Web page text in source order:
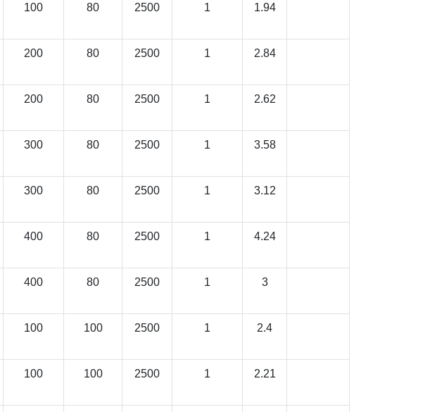
100 80 2500 1 1.94
200 80 2500 1 2.84
200 80 2500 1 2.62
300 80 2500 1 3.58
300 80 2500 1 3.12
400 80 2500 1 4.24
400 80 2500 1 3
100 100 2500 1 2.4
100 100 2500 1 2.21